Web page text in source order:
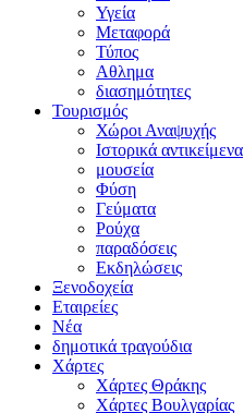
Υγεία
Μεταφορά
Τύπος
Αθλημα
διασημότητες
Τουρισμός
Χώροι Αναψυχής
Ιστορικά αντικείμενα
μουσεία
Φύση
Γεύματα
Ρούχα
παραδόσεις
Εκδηλώσεις
Ξενοδοχεία
Εταιρείες
Νέα
δημοτικά τραγούδια
Χάρτες
Χάρτες Θράκης
Χάρτες Βουλγαρίας